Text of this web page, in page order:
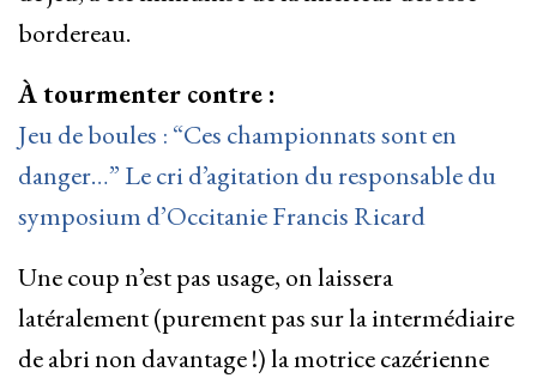
bordereau.
À tourmenter contre :
Jeu de boules : “Ces championnats sont en
danger…” Le cri d’agitation du responsable du
symposium d’Occitanie Francis Ricard
Une coup n’est pas usage, on laissera
latéralement (purement pas sur la intermédiaire
de abri non davantage !) la motrice cazérienne